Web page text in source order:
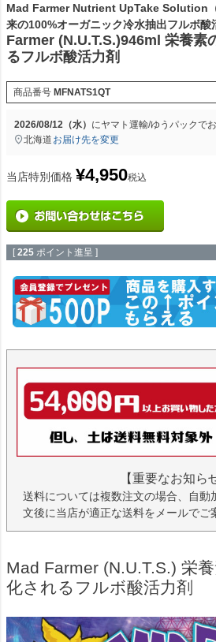
Mad Farmer Nutrient UpTake Solution
来の100%オーガニック冷水抽出フルボ酸
Farmer (N.U.T.S.)946ml 栄養素
るフルボ酸活力剤
商品番号 MFNATS1QT
2026/08/12（水） にヤマト運輸/ゆうパックで
北海道 お届け先を変更
当店特別価格 ¥4,950税込
[ 225 ポイント進呈 ]
【重要なお知ら
送料については複数注文の場合、自動
文後に当店が適正な送料をメールでご
Mad Farmer (N.U.T.S.) 栄
化されるフルボ酸活力剤